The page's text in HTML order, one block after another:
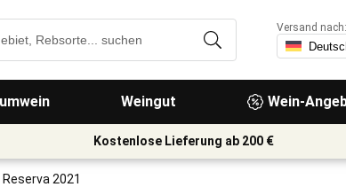
Weingut Wein-
Versand nach:
Kostenlose Lieferung ab 200 €
2021